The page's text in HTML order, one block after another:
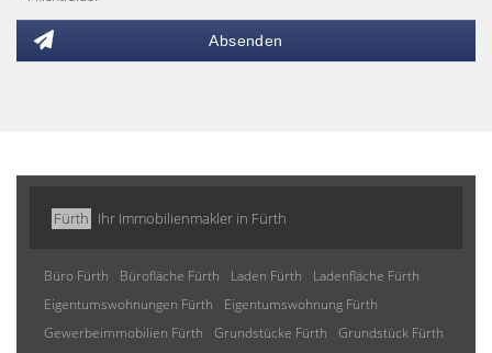
Absenden
Fürth Ihr Immobilienmakler in Fürth
Büro Fürth Bürofläche Fürth Laden Fürth
Ladenfläche Fürth
Eigentumswohnungen Fürth
Eigentumswohnung Fürth
Gewerbeimmobilien Fürth
Grundstücke Fürth
Grundstück Fürth